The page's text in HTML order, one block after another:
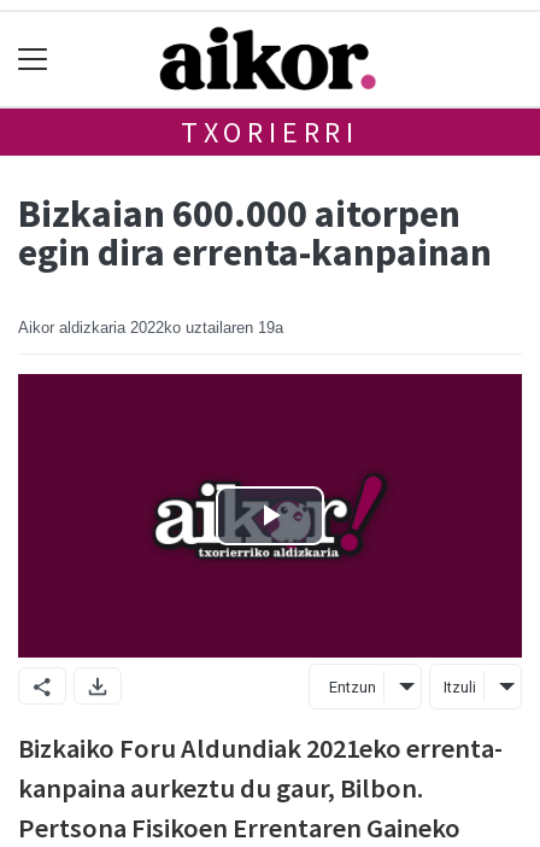
TXORIERRI
Bizkaian 600.000 aitorpen
egin dira errenta-kanpainan
Aikor aldizkaria 2022ko uztailaren 19a
Entzun Itzuli
Bizkaiko Foru Aldundiak 2021eko errenta-
kanpaina aurkeztu du gaur, Bilbon.
Pertsona Fisikoen Errentaren Gaineko